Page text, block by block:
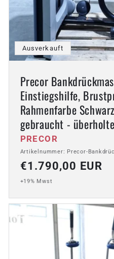
Ausverkauft
Precor
Einstiegshilfe,
Rahmenfarbe
gebraucht -
Anbieter:
PRECOR
Artikelnummer: Precor-
Normaler
Preis
€1.790,00 EUR
+19% Mwst